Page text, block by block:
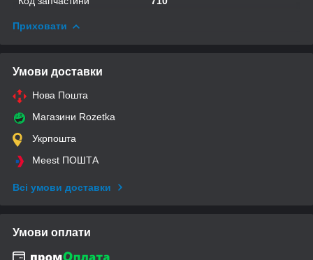
Приховати
Умови доставки
Нова Пошта
Магазини Rozetka
Укрпошта
Meest ПОШТА
Всі умови доставки
Умови оплати